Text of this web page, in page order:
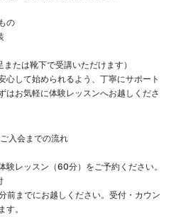
の
たは靴下で受講いただけます）
心して始められるよう、丁寧にサポート
はお気軽に体験レッスンへお越しくださ
入会までの流れ
験レッスン（60分）をご予約ください。
前までにお越しください。受付・カウン
す。